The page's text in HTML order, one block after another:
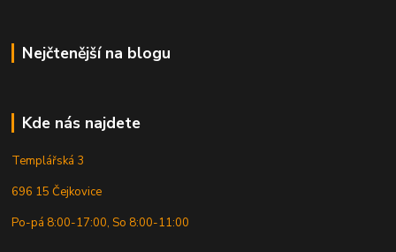
Nejčtenější na blogu
Kde nás najdete
Templářská 3
696 15 Čejkovice
Po-pá 8:00-17:00, So 8:00-11:00